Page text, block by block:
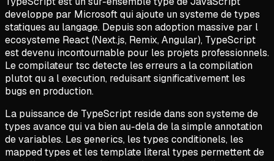
developpe par Microsoft qui ajoute un systeme de types
statiques au langage. Depuis son adoption massive par l
ecosysteme React (Next.js, Remix, Angular), TypeScript
est devenu incontournable pour les projets professionnels.
Le compilateur tsc detecte les erreurs a la compilation
plutot qu a l execution, reduisant significativement les
bugs en production.
La puissance de TypeScript reside dans son systeme de
types avance qui va bien au-dela de la simple annotation
de variables. Les generics, les types conditionels, les
mapped types et les template literal types permettent de